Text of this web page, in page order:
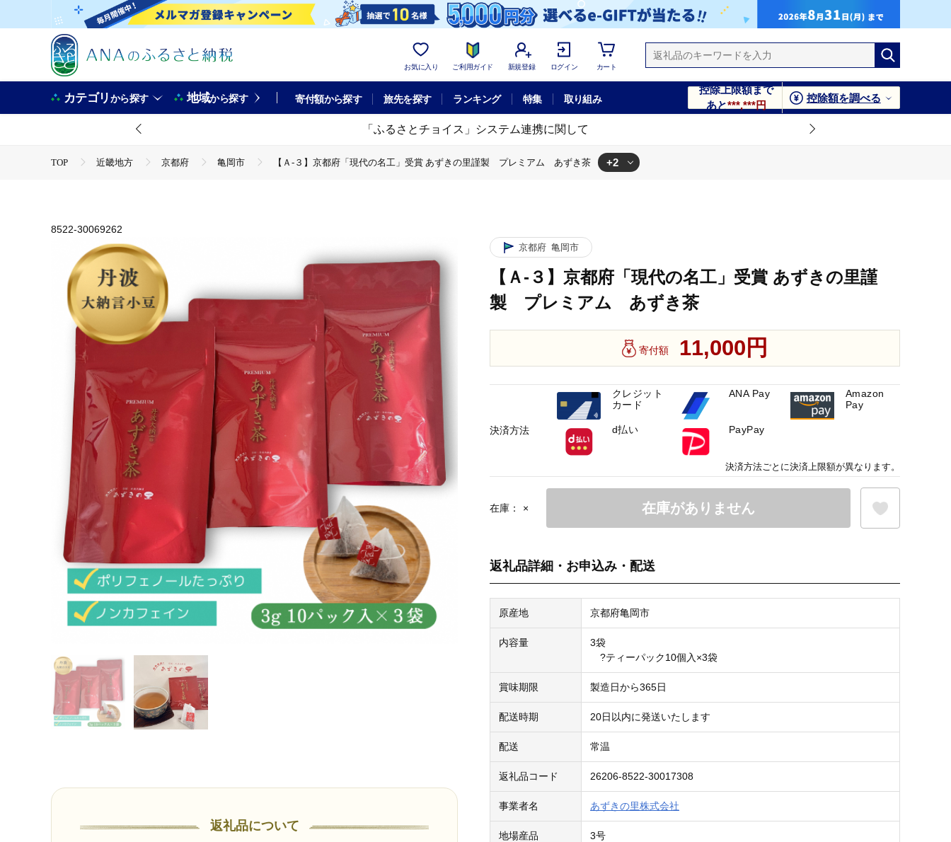
お気に入り ご利用ガイド 新規登録 ログイン カート
カテゴリから探す 地域から探す 寄付額から探す 旅先を探す ランキング 特集 取り組み
控除上限額まで
あと***,***円
控除額を調べる
「ふるさとチョイス」システム連携に関して
TOP 近畿地方 京都府 亀岡市 【Ａ-３】京都府「現代の名工」受賞 あずきの里謹製 プレミアム あずき茶 +2
8522-30069262
返礼品について
京都府 亀岡市
【Ａ-３】京都府「現代の名工」受賞 あずきの里謹
製 プレミアム あずき茶
寄付額 11,000円
在庫： × 在庫がありません
返礼品詳細・お申込み・配送
原産地 京都府亀岡市
内容量
3袋
?ティーパック10個入×3袋
賞味期限 製造日から365日
配送時期 20日以内に発送いたします
配送 常温
返礼品コード 26206-8522-30017308
事業者名 あずきの里株式会社
地場産品
3号
決済方法
クレジット
カード
ANA Pay
Amazon
Pay
d払い PayPay
決済方法ごとに決済上限額が異なります。